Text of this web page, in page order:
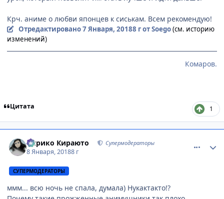
Крч. аниме о любви японцев к сиськам. Всем рекомендую!
Отредактировано7 Января, 20188 гот Soego(см. историю
изменений)
Комаров.
Цитата 1
Кирико Кираюто Супермодераторы
8 Января, 20188 г
СУПЕРМОДЕРАТОРЫ
ммм... всю ночь не спала, думала) Нукактакто!?